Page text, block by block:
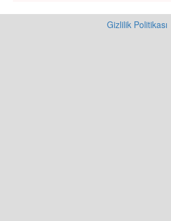
Gizlilik Politikası